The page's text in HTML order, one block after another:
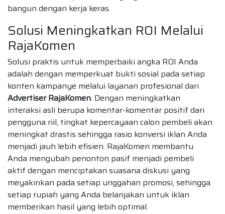
bangun dengan kerja keras.
Solusi Meningkatkan ROI Melalui
RajaKomen
Solusi praktis untuk memperbaiki angka ROI Anda
adalah dengan memperkuat bukti sosial pada setiap
konten kampanye melalui layanan profesional dari
Advertiser RajaKomen. Dengan meningkatkan
interaksi asli berupa komentar-komentar positif dari
pengguna riil, tingkat kepercayaan calon pembeli akan
meningkat drastis sehingga rasio konversi iklan Anda
menjadi jauh lebih efisien. RajaKomen membantu
Anda mengubah penonton pasif menjadi pembeli
aktif dengan menciptakan suasana diskusi yang
meyakinkan pada setiap unggahan promosi, sehingga
setiap rupiah yang Anda belanjakan untuk iklan
memberikan hasil yang lebih optimal.